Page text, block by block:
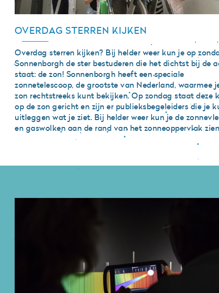
OVERDAG STERREN KIJKEN
Overdag sterren kijken? Bij helder weer kun je op
Sonnenborgh de ster bestuderen die het dichtst bij de
staat: de zon! Sonnenborgh heeft een speciale
zonnetelescoop, de grootste van Nederland, waarmee
zon rechtstreeks kunt bekijken. Op zondag staat deze
op de zon gericht en zijn er publieksbegeleiders die je
uitleggen wat je ziet. Bij helder weer kun je de
en gaswolken aan de rand van het zonneoppervlak